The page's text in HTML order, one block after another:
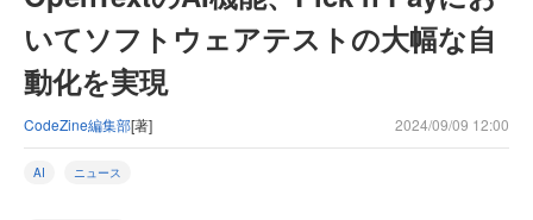
いてソフトウェアテストの大幅な自
動化を実現
CodeZine編集部[著] 2024/09/09 12:00
AI ニュース